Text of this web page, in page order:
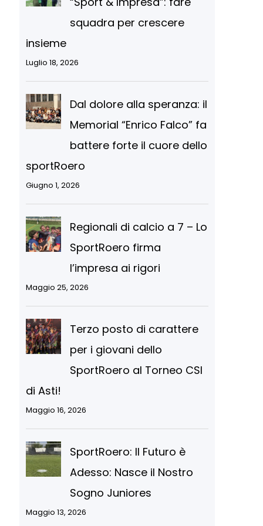
squadra per crescere
insieme
Luglio 18, 2026
Dal dolore alla speranza: il
Memorial “Enrico Falco” fa
battere forte il cuore dello
sportRoero
Giugno 1, 2026
Regionali di calcio a 7 – Lo
SportRoero firma
l’impresa ai rigori
Maggio 25, 2026
Terzo posto di carattere
per i giovani dello
SportRoero al Torneo CSI
di Asti!
Maggio 16, 2026
SportRoero: Il Futuro è
Adesso: Nasce il Nostro
Sogno Juniores
Maggio 13, 2026